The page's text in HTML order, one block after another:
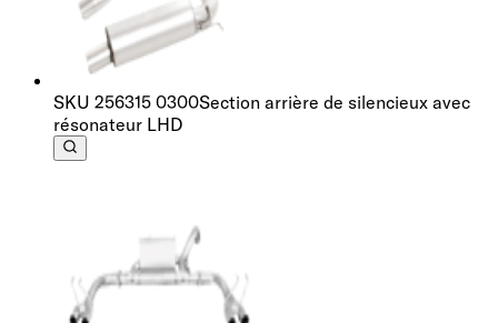
SKU 256315 0300Section arrière de silencieux avec
résonateur LHD